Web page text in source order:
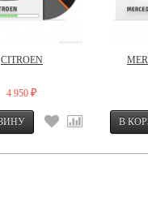
CITROEN
4 950 ₽